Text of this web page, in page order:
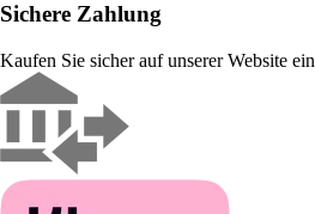
Sichere Zahlung
Kaufen Sie sicher auf unserer Website ein